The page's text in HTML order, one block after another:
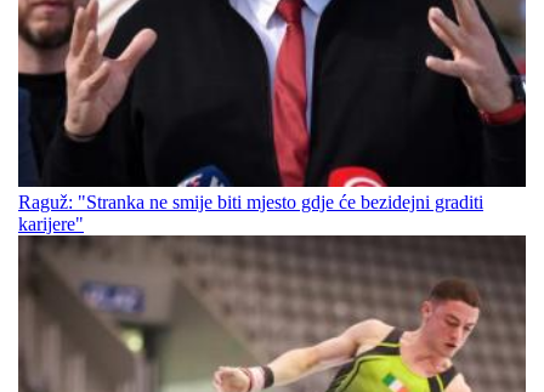
Raguž: "Stranka ne smije biti mjesto gdje će bezidejni graditi
karijere"